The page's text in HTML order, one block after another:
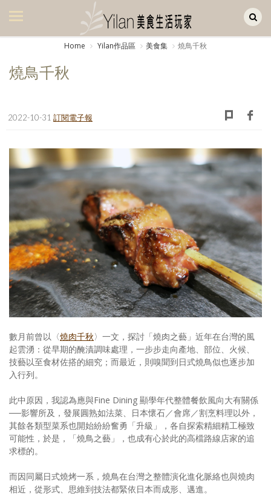
美食集
生活風
書房集
日記簿
餐桌週記
享樂隨手拍
照相簿
影音區
創意出版服務
歷史區
個人著作
活動實況記錄
媒體報導一覽
合作與代言
Home Yilan作品區 美食集 燒鳥千秋
燒鳥千秋
2022-10-31 訂閱電子報
數月前曾以〈燒肉千秋〉一文，探討「燒肉之藝」近年在台灣的風
起雲湧：從早期的醃漬調味處理，一步步走向產地、部位、火候、
技藝以至食材佐搭的細究；而最近，則嗅聞到日式燒鳥似也逐步加
入行列。
此中原因，我認為應與Fine Dining 顯學年代整體餐飲風向大有關係
──影響所及，發展圓熟如法菜、日本懷石／會席／割烹料理以外，
其餘各類型菜系也開始紛紛奮勇「升級」，各自探索精細精工極致
可能性，於是，「燒鳥之藝」，也成有心於此的高檔路線店家的追
求標的。
而因同屬日式燒烤一系，燒鳥在台灣之整體演化進化脈絡也與燒肉
相近，從形式、思維到技法都緊依日本而成形、邁進。